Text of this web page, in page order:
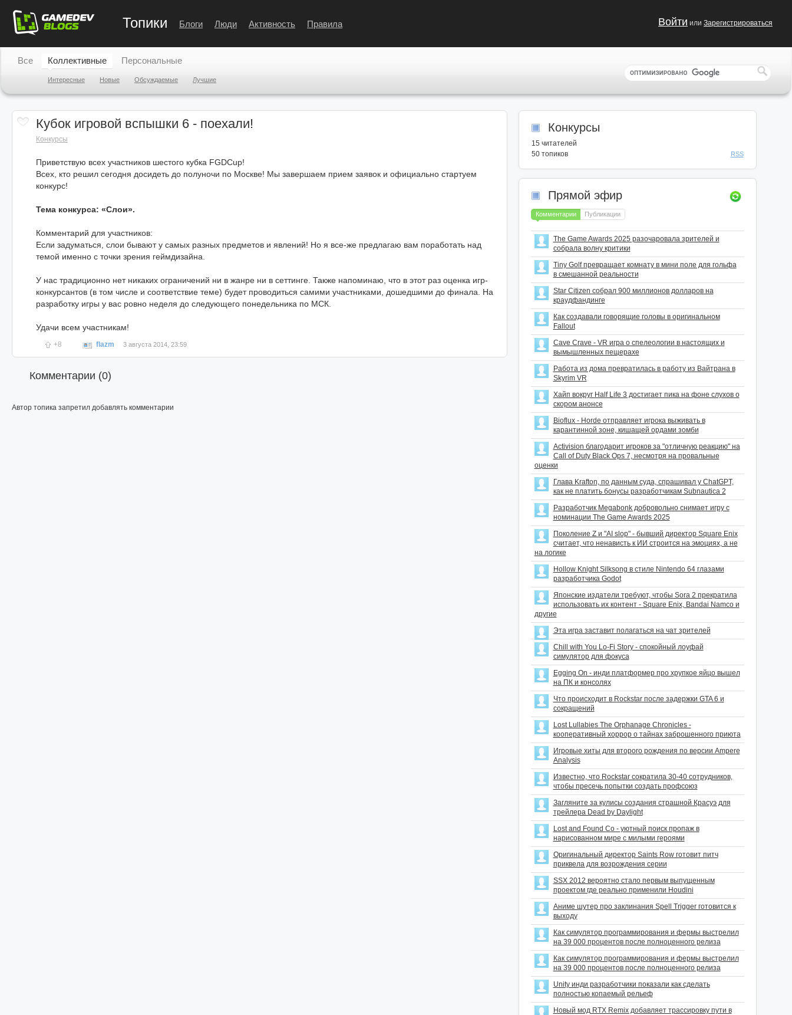
Войти или Зарегистрироваться
Топики Блоги Люди Активность Правила
Все Коллективные
Интересные Новые Обсуждаемые Лучшие
Персональные
Кубок игровой вспышки 6 - поехали!
Конкурсы
Приветствую всех участников шестого кубка FGDCup!
Всех, кто решил сегодня досидеть до полуночи по Москве! Мы завершаем прием заявок и официально стартуем
конкурс!
Тема конкурса: «Слои».
Комментарий для участников:
Если задуматься, слои бывают у самых разных предметов и явлений! Но я все-же предлагаю вам поработать над
темой именно с точки зрения геймдизайна.
У нас традиционно нет никаких ограничений ни в жанре ни в сеттинге. Также напоминаю, что в этот раз оценка игр-
конкурсантов (в том числе и соответствие теме) будет проводиться самими участниками, дошедшими до финала. На
разработку игры у вас ровно неделя до следующего понедельника по МСК.
Удачи всем участникам!
+8 flazm 3 августа 2014, 23:59
Комментарии (0)
Автор топика запретил добавлять комментарии
Конкурсы
15 читателей
50 топиков
RSS
Прямой эфир
Комментарии Публикации
The Game Awards 2025 разочаровала зрителей и
собрала волну критики
Tiny Golf превращает комнату в мини поле для гольфа
в смешанной реальности
Star Citizen собрал 900 миллионов долларов на
краудфандинге
Как создавали говорящие головы в оригинальном
Fallout
Cave Crave - VR игра о спелеологии в настоящих и
вымышленных пещерахе
Работа из дома превратилась в работу из Вайтрана в
Skyrim VR
Хайп вокруг Half Life 3 достигает пика на фоне слухов о
скором анонсе
Bioflux - Horde отправляет игрока выживать в
карантинной зоне, кишащей ордами зомби
Activision благодарит игроков за "отличную реакцию" на
Call of Duty Black Ops 7, несмотря на провальные
оценки
Глава Krafton, по данным суда, спрашивал у ChatGPT,
как не платить бонусы разработчикам Subnautica 2
Разработчик Megabonk добровольно снимает игру с
номинации The Game Awards 2025
Поколение Z и "AI slop" - бывший директор Square Enix
считает, что ненависть к ИИ строится на эмоциях, а не
на логике
Hollow Knight Silksong в стиле Nintendo 64 глазами
разработчика Godot
Японские издатели требуют, чтобы Sora 2 прекратила
использовать их контент - Square Enix, Bandai Namco и
другие
Эта игра заставит полагаться на чат зрителей
Chill with You Lo-Fi Story - спокойный лоуфай
симулятор для фокуса
Egging On - инди платформер про хрупкое яйцо вышел
на ПК и консолях
Что происходит в Rockstar после задержки GTA 6 и
сокращений
Lost Lullabies The Orphanage Chronicles -
кооперативный хоррор о тайнах заброшенного приюта
Игровые хиты для второго рождения по версии Ampere
Analysis
Известно, что Rockstar сократила 30-40 сотрудников,
чтобы пресечь попытки создать профсоюз
Загляните за кулисы создания страшной Красуэ для
трейлера Dead by Daylight
Lost and Found Co - уютный поиск пропаж в
нарисованном мире с милыми героями
Оригинальный директор Saints Row готовит питч
приквела для возрождения серии
SSX 2012 вероятно стало первым выпущенным
проектом где реально применили Houdini
Аниме шутер про заклинания Spell Trigger готовится к
выходу
Как симулятор программирования и фермы выстрелил
на 39 000 процентов после полноценного релиза
Как симулятор программирования и фермы выстрелил
на 39 000 процентов после полноценного релиза
Unity инди разработчики показали как сделать
полностью копаемый рельеф
Новый мод RTX Remix добавляет трассировку пути в